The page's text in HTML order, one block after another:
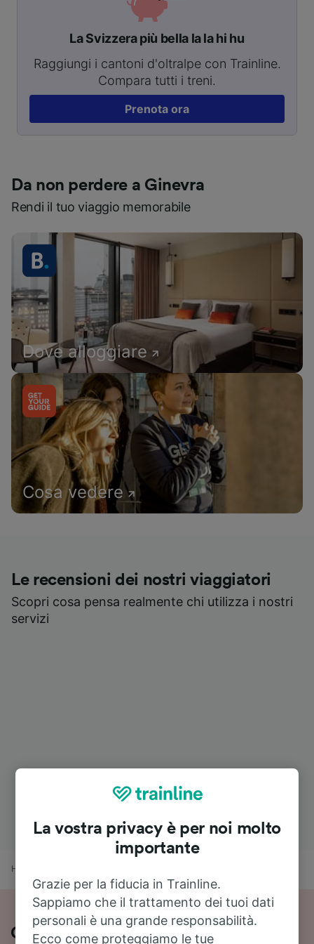
La Svizzera più bella la la hi hu
Raggiungi i cantoni d'oltralpe con Trainline.
Compara tutti i treni.
Prenota ora
Da non perdere a Ginevra
Rendi il tuo viaggio memorabile
Dove alloggiare
Cosa vedere
Le recensioni dei nostri viaggiatori
Scopri cosa pensa realmente chi utilizza i nostri
servizi
Home
Guida al viaggio in treno da Zurigo
La vostra privacy è per noi molto
importante
Grazie per la fiducia in Trainline.
Sappiamo che il trattamento dei tuoi dati
personali è una grande responsabilità.
Ecco come proteggiamo le tue